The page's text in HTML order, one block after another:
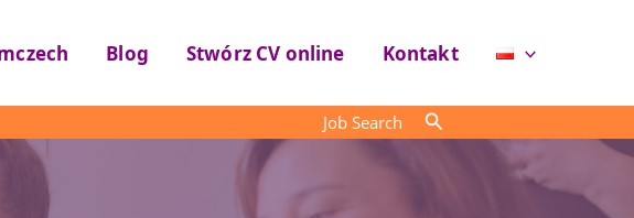
Blog Stwórz CV online Kontakt
Job Search Szukaj